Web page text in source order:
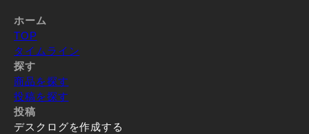
ホーム
TOP
タイムライン
探す
商品を探す
投稿を探す
投稿
デスクログを作成する